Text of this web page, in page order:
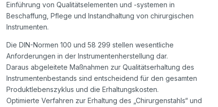
Einführung von Qualitätselementen und -systemen in
Beschaffung, Pflege und Instandhaltung von chirurgischen
Instrumenten.
Die DIN-Normen 100 und 58 299 stellen wesentliche
Anforderungen in der Instrumentenherstellung dar.
Daraus abgeleitete Maßnahmen zur Qualitätserhaltung des
Instrumentenbestands sind entscheidend für den gesamten
Produktlebenszyklus und die Erhaltungskosten.
Optimierte Verfahren zur Erhaltung des „Chirurgenstahls“ und